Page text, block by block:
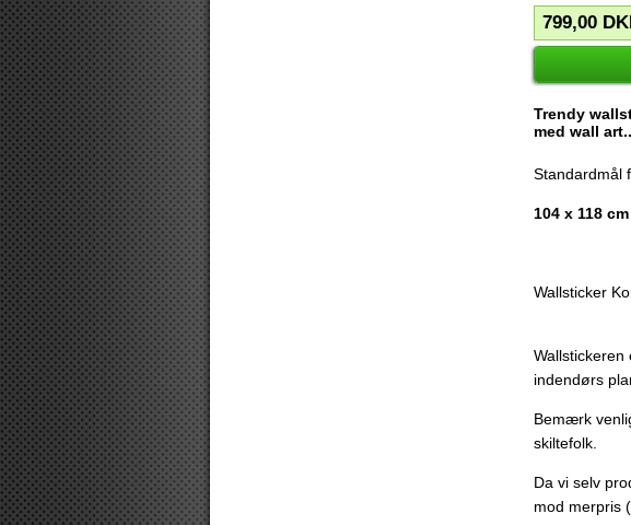
799,00
Trendy
med wall
Standardmål
104 x 118 cm
Wallsticker
indendørs
Bemærk
skiltefolk.
Da vi selv
mod merpris